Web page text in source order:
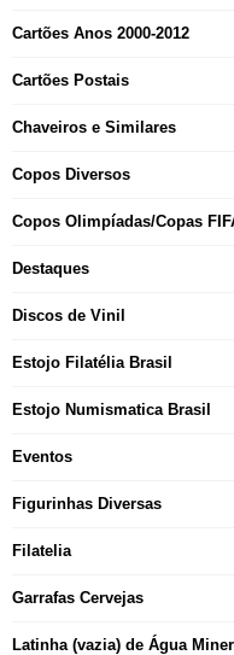
Cartões Anos 2000-2012
Cartões Postais
Chaveiros e Similares
Copos Diversos
Copos Olimpíadas/Copas
Destaques
Discos de Vinil
Estojo Filatélia Brasil
Estojo Numismatica Brasil
Eventos
Figurinhas Diversas
Filatelia
Garrafas Cervejas
Latinha (vazia) de Água